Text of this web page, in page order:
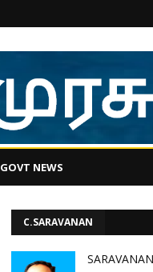
GOVT NEWS
C.SARAVANAN